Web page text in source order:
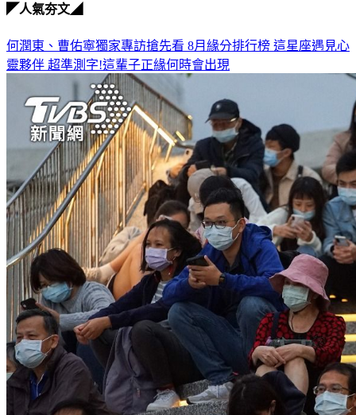
◤人氣夯文◢
何潤東、曹佑寧獨家專訪搶先看 8月緣分排行榜 這星座遇見心
靈夥伴 超準測字!這輩子正緣何時會出現